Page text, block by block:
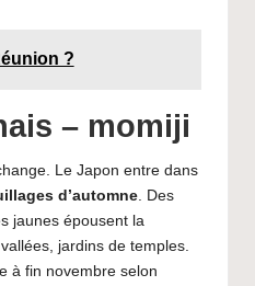
?
– momiji
Le Japon entre dans
d’automne . Des
jaunes épousent la
jardins de temples.
à fin novembre selon